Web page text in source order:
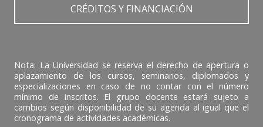
CRÉDITOS Y FINANCIACIÓN
Nota: La Universidad se reserva el derecho de apertura o
aplazamiento de los cursos, seminarios, diplomados y
especializaciones en caso de no contar con el número
mínimo de inscritos. El grupo docente estará sujeto a
cambios según disponibilidad de su agenda al igual que el
cronograma de actividades académicas.